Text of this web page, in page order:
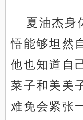
夏油杰身
悟能够坦然
他也知道自
菜子和美美
难免会紧张